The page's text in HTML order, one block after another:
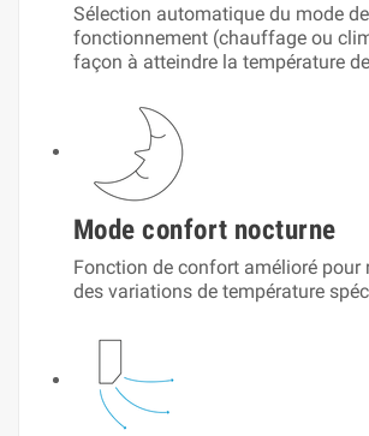
Sélection automatique du mode de
fonctionnement (chauffage ou
façon à atteindre la température
Mode confort nocturne
Fonction de confort amélioré pour
des variations de température